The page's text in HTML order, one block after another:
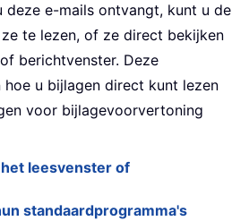
deze e-mails ontvangt, kunt u de
te lezen, of ze direct bekijken
berichtvenster. Deze
hoe u bijlagen direct kunt lezen
voor bijlagevoorvertoning
leesvenster of
standaardprogramma's